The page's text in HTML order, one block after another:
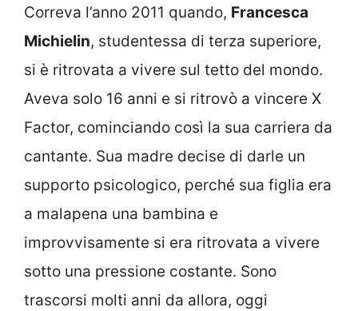
Correva l’anno 2011 quando, Francesca
Michielin, studentessa di terza superiore,
si è ritrovata a vivere sul tetto del mondo.
Aveva solo 16 anni e si ritrovò a vincere X
Factor, cominciando così la sua carriera da
cantante. Sua madre decise di darle un
supporto psicologico, perché sua figlia era
a malapena una bambina e
improvvisamente si era ritrovata a vivere
sotto una pressione costante. Sono
trascorsi molti anni da allora, oggi